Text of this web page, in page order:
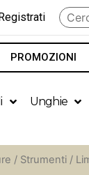
PROMOZIONI
Unghie
/ Strumenti /